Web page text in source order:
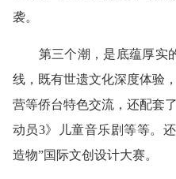
袭。
第三个潮，是底蕴厚实的
线，既有世遗文化深度体验
营等侨台特色交流，还配套
动员3》儿童音乐剧等等。
造物”国际文创设计大赛。